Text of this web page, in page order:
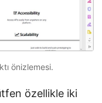
önizlemesi.
özellikle iki